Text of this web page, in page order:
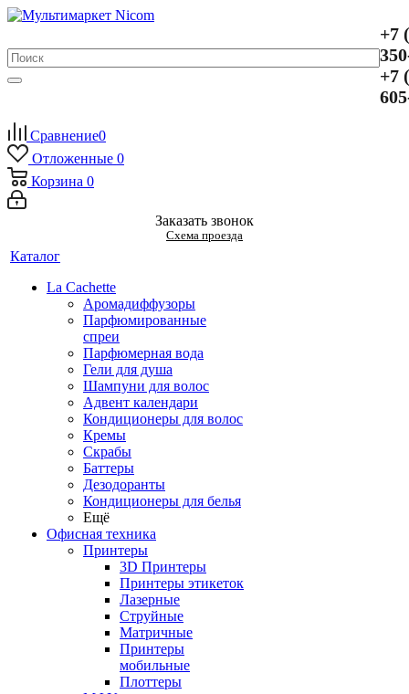
+7
+7
Сравнение0
Отложенные 0
Корзина 0
Заказать звонок
Схема проезда
Каталог
La Cachette
Аромадиффузоры
Парфюмированные
спреи
Парфюмерная вода
Гели для душа
Шампуни для волос
Адвент календари
Кондиционеры для волос
Кремы
Скрабы
Баттеры
Дезодоранты
Кондиционеры для белья
Ещё
Офисная техника
Принтеры
3D Принтеры
Принтеры этикеток
Лазерные
Струйные
Матричные
Принтеры
мобильные
Плоттеры